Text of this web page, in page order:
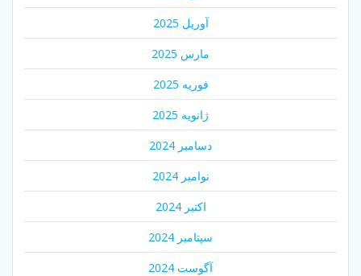
آوریل 2025
مارس 2025
فوریه 2025
ژانویه 2025
دسامبر 2024
نوامبر 2024
اکتبر 2024
سپتامبر 2024
آگوست 2024